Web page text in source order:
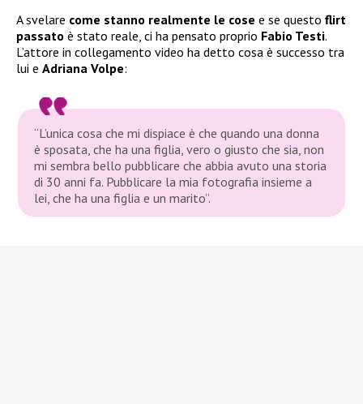
A svelare come stanno realmente le cose e se questo flirt
passato è stato reale, ci ha pensato proprio Fabio Testi.
L’attore in collegamento video ha detto cosa è successo tra
lui e Adriana Volpe:
“L’unica cosa che mi dispiace è che quando una donna
è sposata, che ha una figlia, vero o giusto che sia, non
mi sembra bello pubblicare che abbia avuto una storia
di 30 anni fa. Pubblicare la mia fotografia insieme a
lei, che ha una figlia e un marito”.